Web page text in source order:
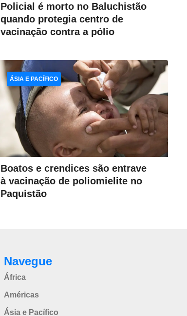
Policial é morto no Baluchistão
quando protegia centro de
vacinação contra a pólio
Boatos e crendices são entrave
à vacinação de poliomielite no
Paquistão
ÁSIA E PACÍFICO
Navegue
África
Américas
Ásia e Pacífico